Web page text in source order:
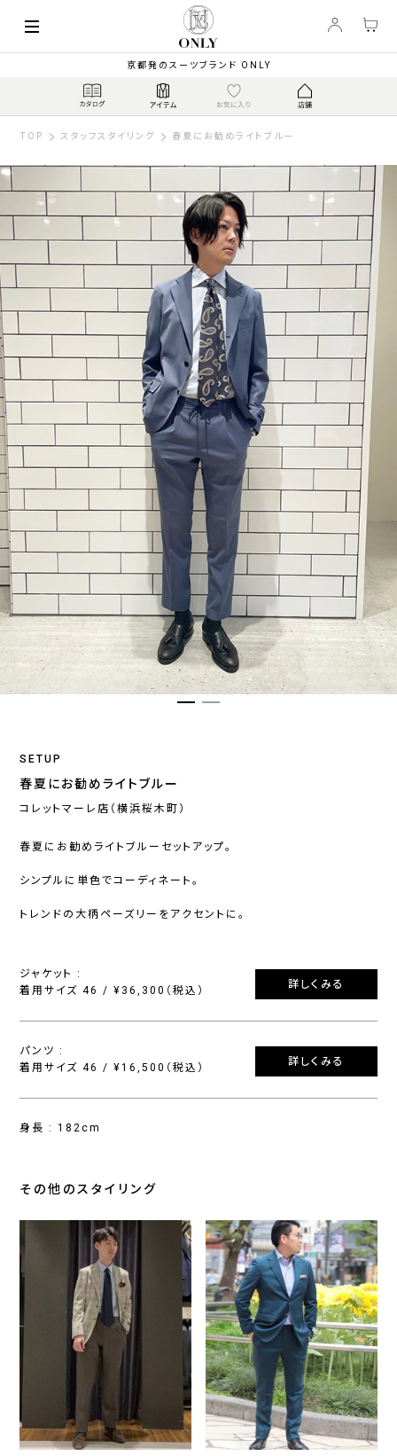
京都発のスーツブランド ONLY
TOP スタッフスタイリング 春夏にお勧めライトブルー
SETUP
春夏にお勧めライトブルー
コレットマーレ店（横浜桜木町）
春夏にお勧めライトブルーセットアップ。
シンプルに単色でコーディネート。
トレンドの大柄ペーズリーをアクセントに。
ジャケット :
着用サイズ 46 / ¥36,300（税込）
詳しくみる
パンツ :
着用サイズ 46 / ¥16,500（税込）
詳しくみる
身長 : 182cm
その他のスタイリング